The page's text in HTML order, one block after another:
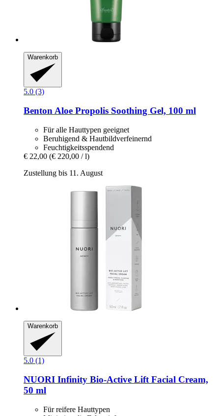
Warenkorb
5.0 (3)
Benton Aloe Propolis Soothing Gel, 100 ml
Für alle Hauttypen geeignet
Beruhigend & Hautbildverfeinernd
Feuchtigkeitsspendend
€ 22,00 (€ 220,00 / l)
Zustellung bis 11. August
Warenkorb
5.0 (1)
NUORI Infinity Bio-​Active Lift Facial Cream,
50 ml
Für reifere Hauttypen